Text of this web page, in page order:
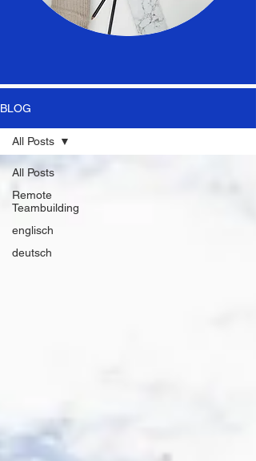
BLOG
All Posts
Remote
Teambuilding
englisch
deutsch
All Posts